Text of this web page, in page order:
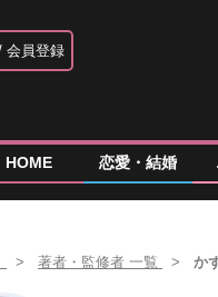
会員登録
HOME 恋愛・結婚
著者・監修者 一覧 か